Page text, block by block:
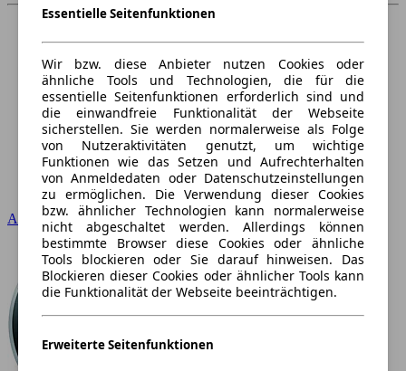
Essentielle Seitenfunktionen
Wir bzw. diese Anbieter nutzen Cookies oder
ähnliche Tools und Technologien, die für die
essentielle Seitenfunktionen erforderlich sind und
die einwandfreie Funktionalität der Webseite
sicherstellen. Sie werden normalerweise als Folge
von Nutzeraktivitäten genutzt, um wichtige
Funktionen wie das Setzen und Aufrechterhalten
von Anmeldedaten oder Datenschutzeinstellungen
zu ermöglichen. Die Verwendung dieser Cookies
bzw. ähnlicher Technologien kann normalerweise
nicht abgeschaltet werden. Allerdings können
bestimmte Browser diese Cookies oder ähnliche
Tools blockieren oder Sie darauf hinweisen. Das
Blockieren dieser Cookies oder ähnlicher Tools kann
die Funktionalität der Webseite beeinträchtigen.
Erweiterte Seitenfunktionen
Audi